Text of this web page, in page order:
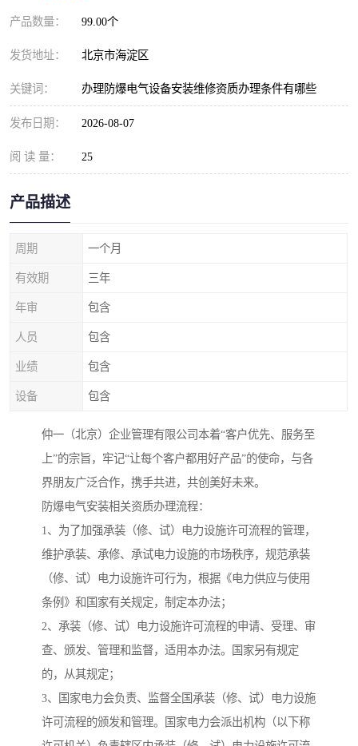
产品数量： 99.00个
发货地址： 北京市海淀区
关键词： 办理防爆电气设备安装维修资质办理条件有哪些
发布日期： 2026-08-07
阅 读 量： 25
产品描述
周期 一个月
有效期 三年
年审 包含
人员 包含
业绩 包含
设备 包含
仲一（北京）企业管理有限公司本着“客户优先、服务至
上”的宗旨，牢记“让每个客户都用好产品”的使命，与各
界朋友广泛合作，携手共进，共创美好未来。
防爆电气安装相关资质办理流程：
1、为了加强承装（修、试）电力设施许可流程的管理，
维护承装、承修、承试电力设施的市场秩序，规范承装
（修、试）电力设施许可行为，根据《电力供应与使用
条例》和国家有关规定，制定本办法；
2、承装（修、试）电力设施许可流程的申请、受理、审
查、颁发、管理和监督，适用本办法。国家另有规定
的，从其规定；
3、国家电力会负责、监督全国承装（修、试）电力设施
许可流程的颁发和管理。国家电力会派出机构（以下称